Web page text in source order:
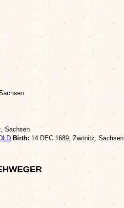
Sachsen
Birth: 14 DEC 1689, Zwönitz, Sachsen